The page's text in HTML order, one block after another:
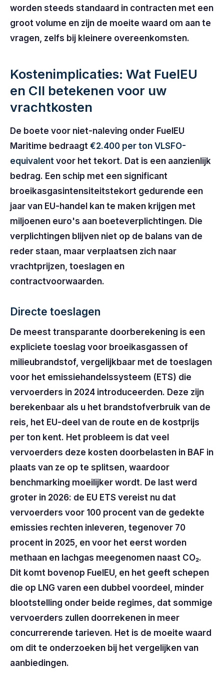
worden steeds standaard in contracten met een
groot volume en zijn de moeite waard om aan te
vragen, zelfs bij kleinere overeenkomsten.
Kostenimplicaties: Wat FuelEU
en CII betekenen voor uw
vrachtkosten
De boete voor niet-naleving onder FuelEU
Maritime bedraagt €2.400 per ton VLSFO-
equivalent voor het tekort. Dat is een aanzienlijk
bedrag. Een schip met een significant
broeikasgasintensiteitstekort gedurende een
jaar van EU-handel kan te maken krijgen met
miljoenen euro's aan boeteverplichtingen. Die
verplichtingen blijven niet op de balans van de
reder staan, maar verplaatsen zich naar
vrachtprijzen, toeslagen en
contractvoorwaarden.
Directe toeslagen
De meest transparante doorberekening is een
expliciete toeslag voor broeikasgassen of
milieubrandstof, vergelijkbaar met de toeslagen
voor het emissiehandelssysteem (ETS) die
vervoerders in 2024 introduceerden. Deze zijn
berekenbaar als u het brandstofverbruik van de
reis, het EU-deel van de route en de kostprijs
per ton kent. Het probleem is dat veel
vervoerders deze kosten doorbelasten in BAF in
plaats van ze op te splitsen, waardoor
benchmarking moeilijker wordt. De last werd
groter in 2026: de EU ETS vereist nu dat
vervoerders voor 100 procent van de gedekte
emissies rechten inleveren, tegenover 70
procent in 2025, en voor het eerst worden
methaan en lachgas meegenomen naast CO₂.
Dit komt bovenop FuelEU, en het geeft schepen
die op LNG varen een dubbel voordeel, minder
blootstelling onder beide regimes, dat sommige
vervoerders zullen doorrekenen in meer
concurrerende tarieven. Het is de moeite waard
om dit te onderzoeken bij het vergelijken van
aanbiedingen.